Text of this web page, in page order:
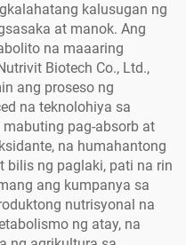
kalusugan ng
at manok. Ang
na maaaring
Biotech Co., Ltd.,
ang proseso ng
na teknolohiya sa
pag-absorb at
na humahantong
bilis ng paglaki, pati na rin
ang kumpanya sa
nutrisyonal na
ng atay, na